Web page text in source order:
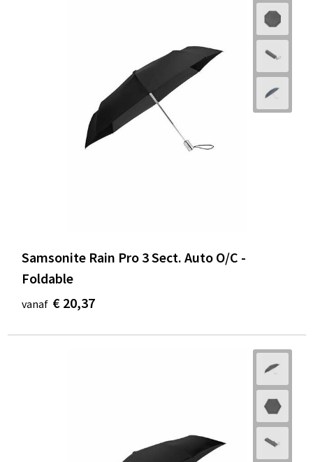
Samsonite Rain Pro 3 Sect. Auto O/C -
Foldable
vanaf € 20,37